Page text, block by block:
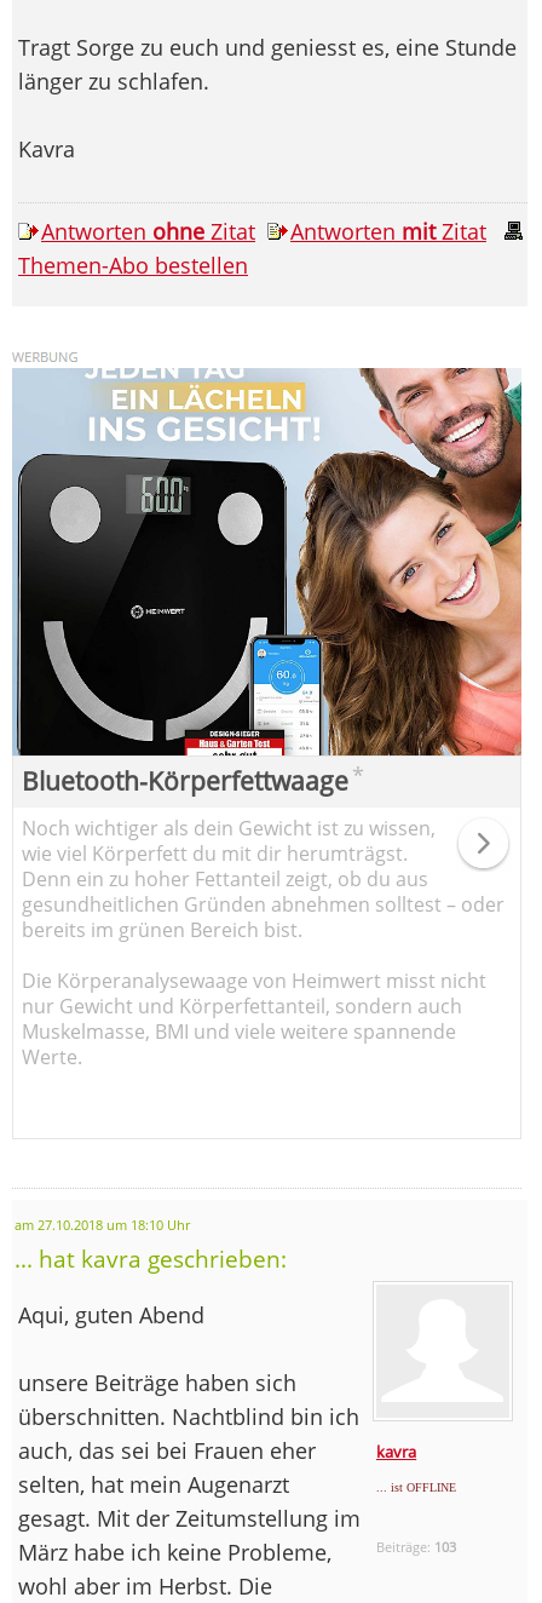
Tragt Sorge zu euch und geniesst es, eine Stunde
länger zu schlafen.
Kavra
Antworten ohne Zitat Antworten mitZitat
Themen-Abo bestellen
Bluetooth-Körperfettwaage*
Noch wichtiger als dein Gewicht ist zu wissen,
wie viel Körperfett du mit dir herumträgst.
Denn ein zu hoher Fettanteil zeigt, ob du aus
gesundheitlichen Gründen abnehmen solltest – oder
bereits im grünen Bereich bist.
Die Körperanalysewaage von Heimwert misst nicht
nur Gewicht und Körperfettanteil, sondern auch
Muskelmasse, BMI und viele weitere spannende
Werte.
am 27.10.2018 um 18:10 Uhr
... hat kavra geschrieben:
kavra
... ist OFFLINE
Beiträge: 103
Aqui, guten Abend
unsere Beiträge haben sich
überschnitten. Nachtblind bin ich
auch, das sei bei Frauen eher
selten, hat mein Augenarzt
gesagt. Mit der Zeitumstellung im
März habe ich keine Probleme,
wohl aber im Herbst. Die